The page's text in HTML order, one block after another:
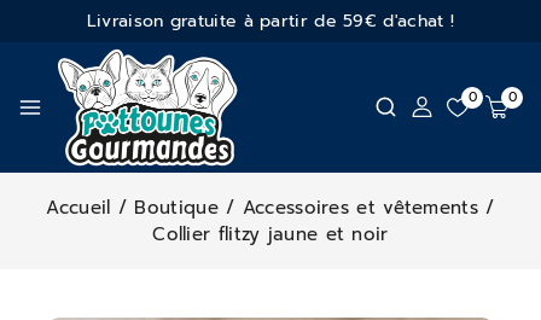
Livraison gratuite à partir de 59€ d'achat !
0 0
Accueil / Boutique / Accessoires et vêtements /
Collier flitzy jaune et noir